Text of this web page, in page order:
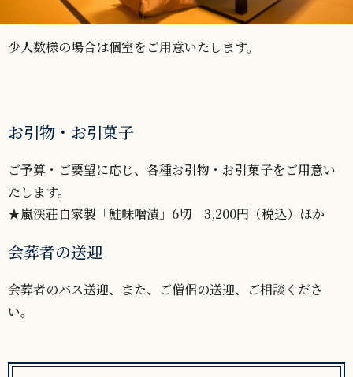
少人数様の場合は個室をご用意いたします。
お引物・お引菓子
ご予算・ご要望に応じ、各種お引物・お引菓子をご用意い
たします。
★嵐渓荘自家製「鮭味噌漬」6切 3,200円（税込）ほか
会葬者の送迎
会葬者のバス送迎、また、ご僧侶の送迎、ご相談くださ
い。